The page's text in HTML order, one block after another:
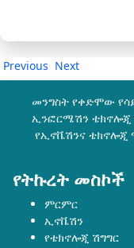
Previous Next
መንግስት የቀድሞው
ኢንፎርሜሽን ቴክኖሎጂ
የኢኖቬሽንና ቴክኖሎጂ
የትኩረት መስኮች
ምርምር
ኢኖቬሽን
የቴክኖሎጂ ሽግግር